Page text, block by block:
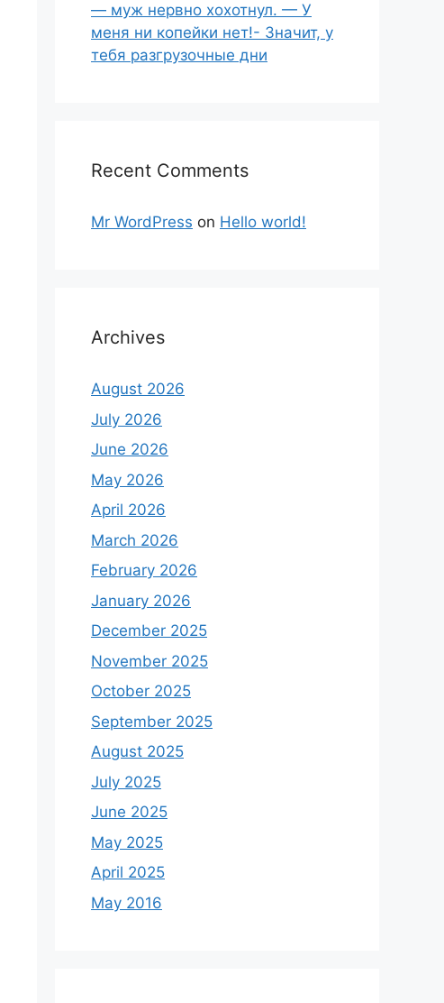
— муж нервно хохотнул. — У
меня ни копейки нет!- Значит, у
тебя разгрузочные дни
Recent Comments
Mr WordPress on Hello world!
Archives
August 2026
July 2026
June 2026
May 2026
April 2026
March 2026
February 2026
January 2026
December 2025
November 2025
October 2025
September 2025
August 2025
July 2025
June 2025
May 2025
April 2025
May 2016